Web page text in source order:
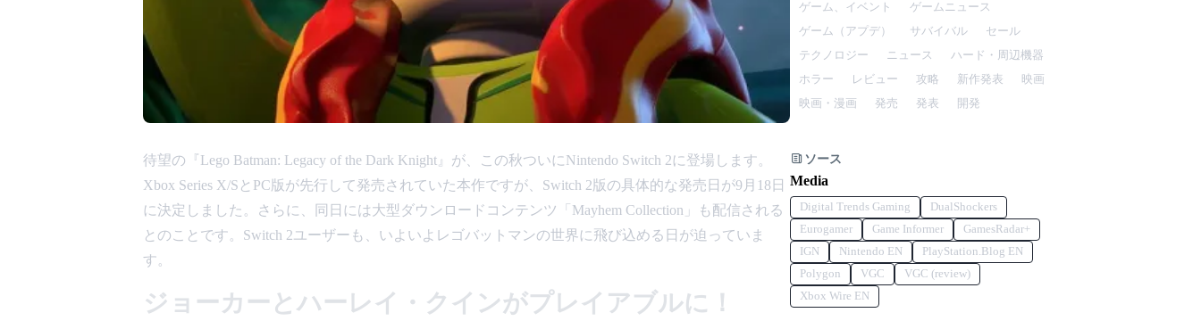
待望の『Lego Batman: Legacy of the Dark Knight』が、この秋ついにNintendo Switch 2に登場します。
Xbox Series X/SとPC版が先行して発売されていた本作ですが、Switch 2版の具体的な発売日が9月18日
に決定しました。さらに、同日には大型ダウンロードコンテンツ「Mayhem Collection」も配信される
とのことです。Switch 2ユーザーも、いよいよレゴバットマンの世界に飛び込める日が迫っていま
す。
ジョーカーとハーレイ・クインがプレイアブルに！
ゲーム、イベント
ゲームニュース
ゲーム（アプデ）
サバイバル
セール
テクノロジー
ニュース
ハード・周辺機器
ホラー
レビュー 攻略 新作発表
映画
映画・漫画
発売 発表 開発
ソース
Media
Digital Trends Gaming
DualShockers
Eurogamer
Game Informer
GamesRadar+
IGN
Nintendo EN
PlayStation.Blog EN
Polygon
VGC
VGC (review)
Xbox Wire EN